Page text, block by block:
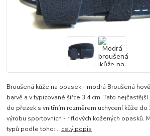
Broušená kůže na opasek - modrá Broušená
barvě a v typizované šířce 3,4 cm. Tato
do přezek s vnitřním rozměrem uchycení kůže do
výrobu sportovních - riflových kožených opasků.
typů podle toho:... celý popis